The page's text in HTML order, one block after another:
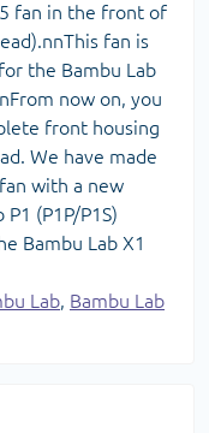
fan in the front of
fan is
the Bambu Lab
now on, you
front housing
We have made
with a new
(P1P/P1S)
Bambu Lab X1
Lab, Bambu Lab